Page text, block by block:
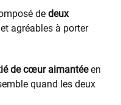
de deux
agréables à porter
de cœur aimantéeen
quand les deux